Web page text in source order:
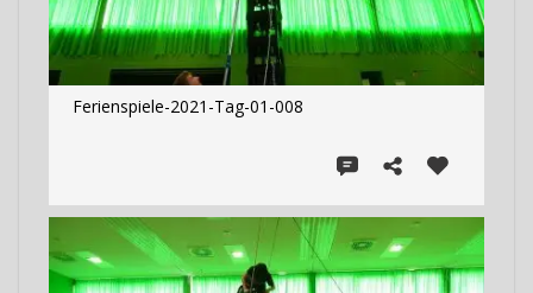
Ferienspiele-2021-Tag-01-008